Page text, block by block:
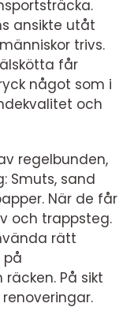
ansikte utåt
trivs.
får
något som i
och
regelbunden,
Smuts, sand
När de får
och trappsteg.
rätt
på
På sikt